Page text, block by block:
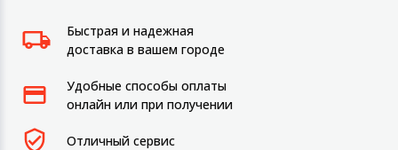
Быстрая и надежная
доставка в вашем городе
Удобные способы оплаты
онлайн или при получении
Отличный сервис